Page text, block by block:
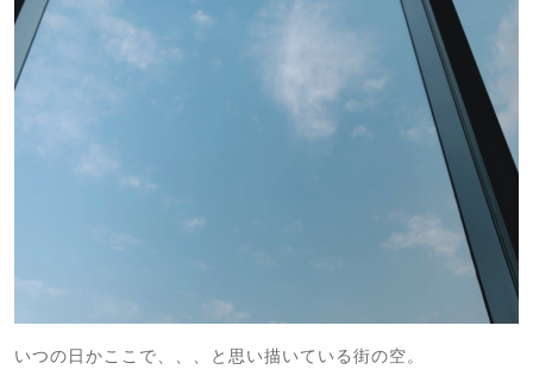
いつの日かここで、、、と思い描いている街の空。